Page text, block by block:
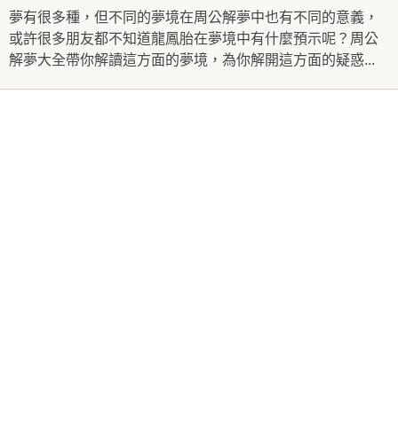
夢有很多種，但不同的夢境在周公解夢中也有不同的意義，
或許很多朋友都不知道龍鳳胎在夢境中有什麼預示呢？周公
解夢大全帶你解讀這方面的夢境，為你解開這方面的疑惑...